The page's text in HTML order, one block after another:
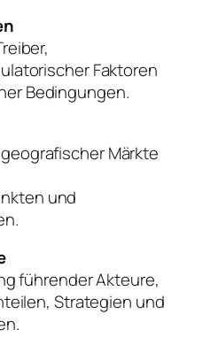
Faktoren
Bedingungen.
Märkte
und
führender Akteure,
Strategien und